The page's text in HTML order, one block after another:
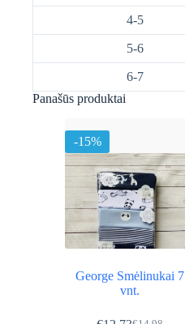
4-5
5-6
6-7
Panašūs produktai
-15%
George Smėlinukai 7
vnt.